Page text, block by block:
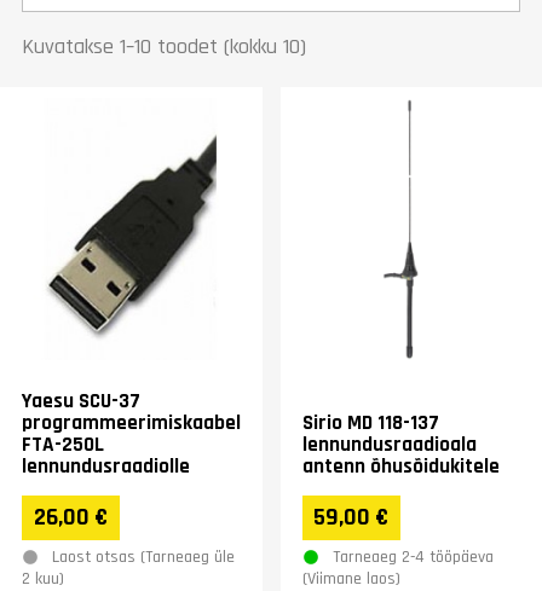
Kuvatakse 1–10 toodet (kokku 10)
Yaesu SCU-37
programmeerimiskaabel
FTA-250L
lennundusraadiolle
26,00 €
Laost otsas (Tarneaeg üle
2 kuu)
Sirio MD 118-137
lennundusraadioala
antenn õhusõidukitele
59,00 €
Tarneaeg 2-4 tööpäeva
(Viimane laos)